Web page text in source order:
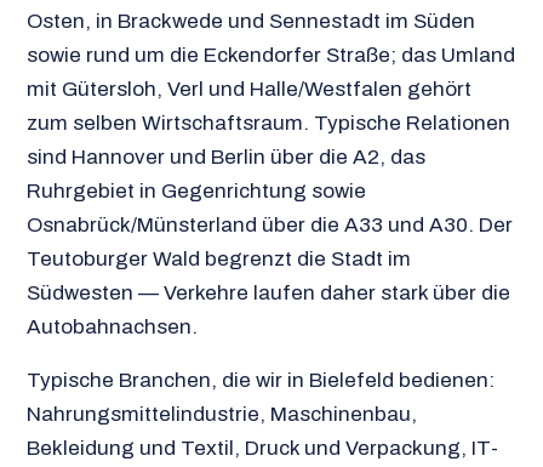
Osten, in Brackwede und Sennestadt im Süden
sowie rund um die Eckendorfer Straße; das Umland
mit Gütersloh, Verl und Halle/Westfalen gehört
zum selben Wirtschaftsraum. Typische Relationen
sind Hannover und Berlin über die A2, das
Ruhrgebiet in Gegenrichtung sowie
Osnabrück/Münsterland über die A33 und A30. Der
Teutoburger Wald begrenzt die Stadt im
Südwesten — Verkehre laufen daher stark über die
Autobahnachsen.
Typische Branchen, die wir in Bielefeld bedienen:
Nahrungsmittelindustrie, Maschinenbau,
Bekleidung und Textil, Druck und Verpackung, IT-